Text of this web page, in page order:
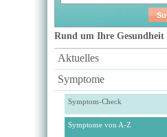
Rund um Ihre Gesundheit
Aktuelles
Symptome
Symptom-Check
Symptome von A-Z